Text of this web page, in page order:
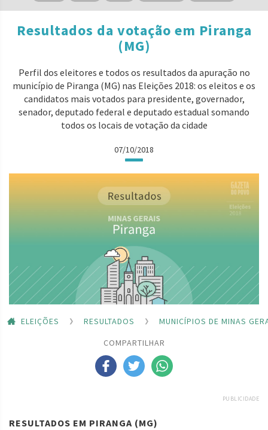
Resultados da votação em Piranga
(MG)
Perfil dos eleitores e todos os resultados da apuração no
município de Piranga (MG) nas Eleições 2018: os eleitos e os
candidatos mais votados para presidente, governador,
senador, deputado federal e deputado estadual somando
todos os locais de votação da cidade
07/10/2018
ELEIÇÕES RESULTADOS
MUNICÍPIOS DE MINAS
COMPARTILHAR
PUBLICIDADE
RESULTADOS EM PIRANGA (MG)